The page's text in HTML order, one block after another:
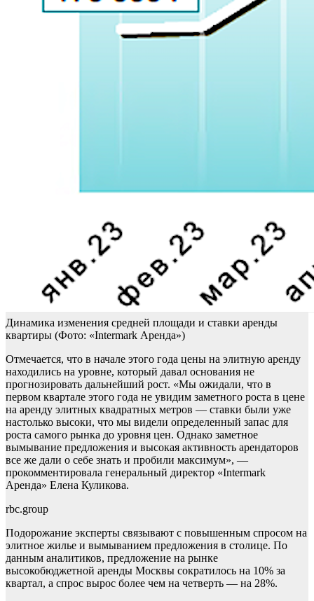
Динамика изменения средней площади и ставки аренды
квартиры (Фото: «Intermark Аренда»)
Отмечается, что в начале этого года цены на элитную аренду
находились на уровне, который давал основания не
прогнозировать дальнейший рост. «Мы ожидали, что в
первом квартале этого года не увидим заметного роста в цене
на аренду элитных квадратных метров — ставки были уже
настолько высоки, что мы видели определенный запас для
роста самого рынка до уровня цен. Однако заметное
вымывание предложения и высокая активность арендаторов
все же дали о себе знать и пробили максимум», —
прокомментировала генеральный директор «Intermark
Аренда» Елена Куликова.
rbc.group
Подорожание эксперты связывают с повышенным спросом на
элитное жилье и вымыванием предложения в столице. По
данным аналитиков, предложение на рынке
высокобюджетной аренды Москвы сократилось на 10% за
квартал, а спрос вырос более чем на четверть — на 28%.